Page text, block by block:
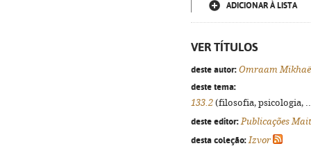
ADICIONAR À LISTA
VER TÍTULOS
deste autor: Omraam
deste tema:
133.2 (filosofia, psicologia,
deste editor: Publicações
desta coleção: Izvor